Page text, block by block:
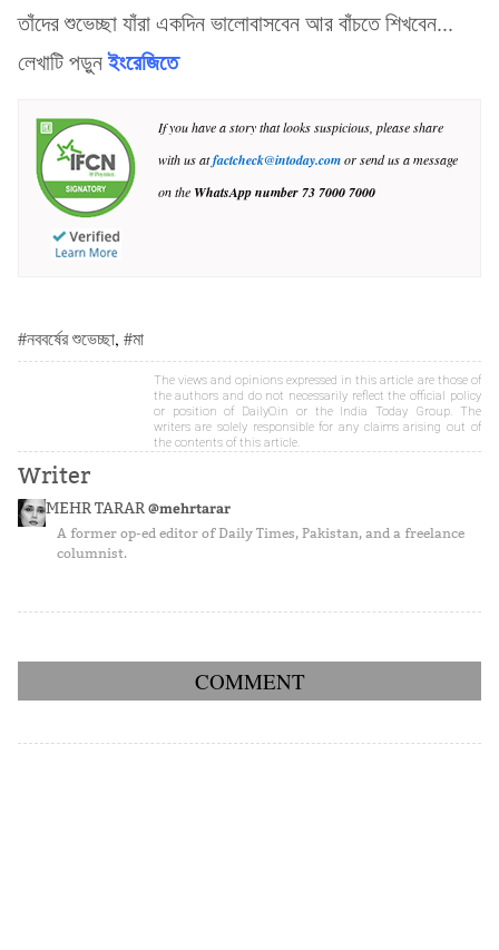
তাঁদের শুভেচ্ছা যাঁরা একদিন ভালোবাসবেন আর বাঁচতে শিখবেন...
লেখাটি পড়ুনইংরেজিতে
If you have a story that looks suspicious, please share
with us atfactcheck@intoday.comor send us a message
on the WhatsApp number73 7000 7000
#নববর্ষের শুভেচ্ছা,#মা
The views and opinions expressed in this article are those of
the authors and do not necessarily reflect the official policy
or position of DailyO.in or the India Today Group. The
writers are solely responsible for any claims arising out of
the contents of this article.
Writer
MEHR TARAR @mehrtarar
A former op-ed editor of Daily Times, Pakistan, and a freelance
columnist.
COMMENT